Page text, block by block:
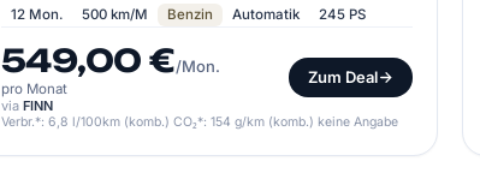
12 Mon. 500 km/M Benzin Automatik 245 PS
549,00 €/Mon.
pro Monat
Zum Deal
via FINN
Verbr.*: 6,8 l/100km (komb.) CO₂*: 154 g/km (komb.) keine Angabe